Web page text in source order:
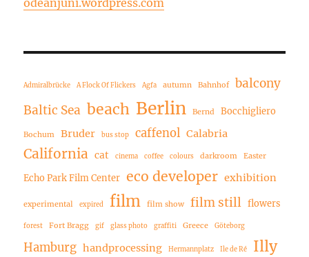
odeanjuni.wordpress.com
Admiralbrücke A Flock Of Flickers Agfa autumn Bahnhof
balcony
Baltic Sea beach Berlin Bernd Bocchigliero
Bochum Bruder bus stop caffenol Calabria
California cat cinema coffee colours darkroom Easter
Echo Park Film Center eco developer exhibition
experimental expired film film show film still flowers
forest Fort Bragg gif glass photo graffiti Greece Göteborg
Hamburg handprocessing Hermannplatz Ile de Ré Illy